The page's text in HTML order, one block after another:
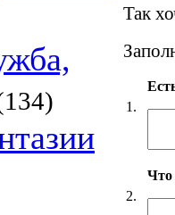
Так
1.
2.
Что